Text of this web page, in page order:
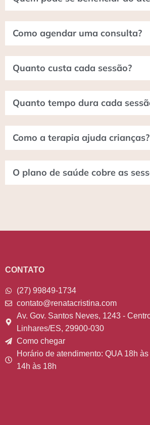
Como agendar uma consulta?
Quanto custa cada sessão?
Quanto tempo dura cada
Como a terapia ajuda crianças?
O plano de saúde cobre as
CONTATO
(27) 99849-1734
contato@renatacristina.com
Av. Gov. Santos Neves, 1243 -
Linhares/ES, 29900-030
Como chegar
Horário de atendimento: QUA 18h
14h às 18h